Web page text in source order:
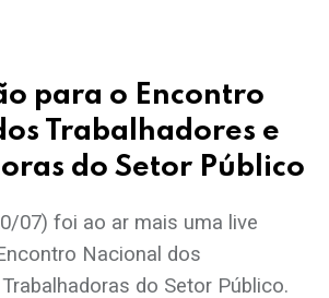
para o Encontro
Trabalhadores e
do Setor Público
07) foi ao ar mais uma live
Nacional dos
do Setor Público.